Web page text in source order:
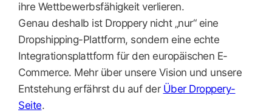
ihre Wettbewerbsfähigkeit verlieren.
Genau deshalb ist Droppery nicht „nur“ eine
Dropshipping-Plattform, sondern eine echte
Integrationsplattform für den europäischen E-
Commerce. Mehr über unsere Vision und unsere
Entstehung erfährst du auf der Über Droppery-
Seite.